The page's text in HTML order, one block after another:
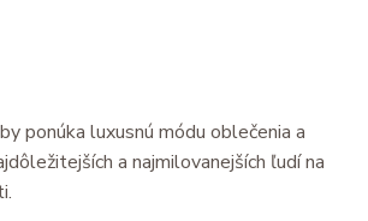
ponúka luxusnú módu oblečenia a
a najmilovanejších ľudí na